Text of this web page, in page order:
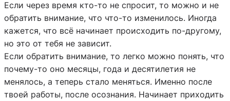
Если через время кто-то не спросит, то можно и не
обратить внимание, что что-то изменилось. Иногда
кажется, что всё начинает происходить по-другому,
но это от тебя не зависит.
Если обратить внимание, то легко можно понять, что
почему-то оно месяцы, года и десятилетия не
менялось, а теперь стало меняться. Именно после
твоей работы, после осознания. Начинает приходить